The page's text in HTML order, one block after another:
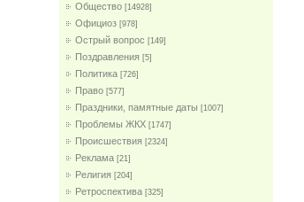
Общество [14928]
Официоз [978]
Острый вопрос [149]
Поздравления [5]
Политика [726]
Право [577]
Праздники, памятные даты [1007]
Проблемы ЖКХ [1747]
Проиcшествия [2324]
Реклама [21]
Религия [204]
Ретроспектива [325]